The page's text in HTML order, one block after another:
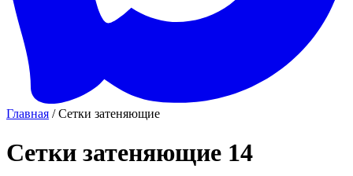
Главная / Сетки затеняющие
Сетки затеняющие 14